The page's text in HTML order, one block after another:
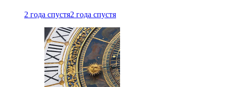
2 года спустя2 года спустя